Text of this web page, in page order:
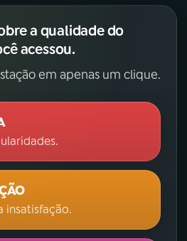
a qualidade do
acessou.
em apenas um clique.
insatisfação.